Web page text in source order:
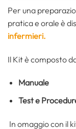
Per una
pratica e orale è
infermieri.
Il Kit è composto
Manuale
Test e
In omaggio con il